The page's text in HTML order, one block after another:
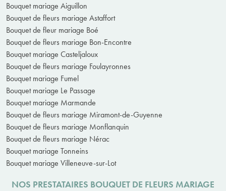
Bouquet mariage Aiguillon
Bouquet de fleurs mariage Astaffort
Bouquet de fleur mariage Boé
Bouquet de fleurs mariage Bon-Encontre
Bouquet mariage Casteljaloux
Bouquet de fleurs mariage Foulayronnes
Bouquet mariage Fumel
Bouquet mariage Le Passage
Bouquet mariage Marmande
Bouquet de fleurs mariage Miramont-de-Guyenne
Bouquet de fleurs mariage Monflanquin
Bouquet de fleurs mariage Nérac
Bouquet mariage Tonneins
Bouquet mariage Villeneuve-sur-Lot
NOS PRESTATAIRES BOUQUET DE FLEURS MARIAGE